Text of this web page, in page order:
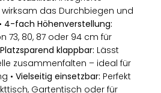
das Durchbiegen und
4-fach Höhenverstellung:
73, 80, 87 oder 94 cm für
Platzsparend klappbar: Lässt
zusammenfalten – ideal für
• Vielseitig einsetzbar: Perfekt
Gartentisch oder für